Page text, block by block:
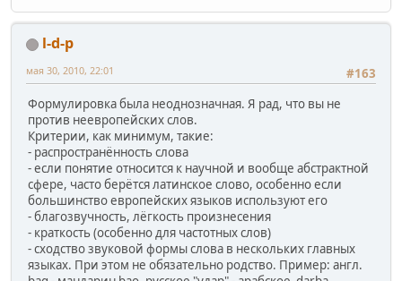
l-d-p
#163
мая 30, 2010, 22:01
Формулировка была неоднозначная. Я рад, что вы не
против неевропейских слов.
Критерии, как минимум, такие:
- распространённость слова
- если понятие относится к научной и вообще абстрактной
сфере, часто берётся латинское слово, особенно если
большинство европейских языков используют его
- благозвучность, лёгкость произнесения
- краткость (особенно для частотных слов)
- сходство звуковой формы слова в нескольких главных
языках. При этом не обязательно родство. Пример: англ.